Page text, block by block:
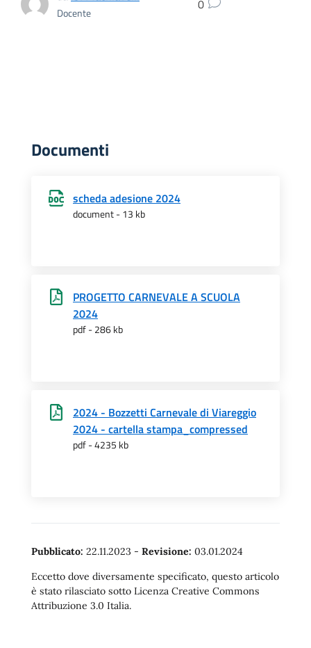
Docente 0
Documenti
scheda adesione 2024
document - 13 kb
PROGETTO CARNEVALE A SCUOLA
2024
pdf - 286 kb
2024 - Bozzetti Carnevale di Viareggio
2024 - cartella stampa_compressed
pdf - 4235 kb
Pubblicato: 22.11.2023 - Revisione: 03.01.2024
Eccetto dove diversamente specificato, questo articolo
è stato rilasciato sotto Licenza Creative Commons
Attribuzione 3.0 Italia.